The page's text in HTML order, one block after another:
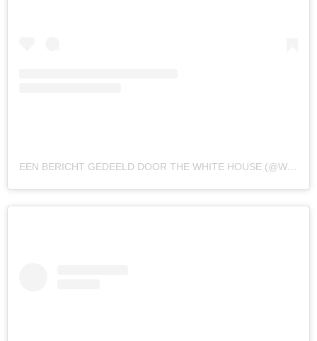
EEN BERICHT GEDEELD DOOR THE WHITE HOUSE (@WHITEHOUSE)